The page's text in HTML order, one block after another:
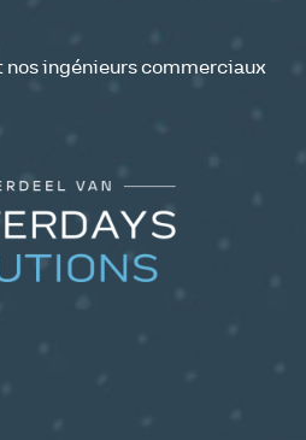
ingénieurs commerciaux